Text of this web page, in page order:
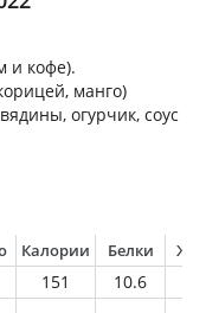
и кофе).
манго)
огурчик, соус
Калории Белки
151 10.6